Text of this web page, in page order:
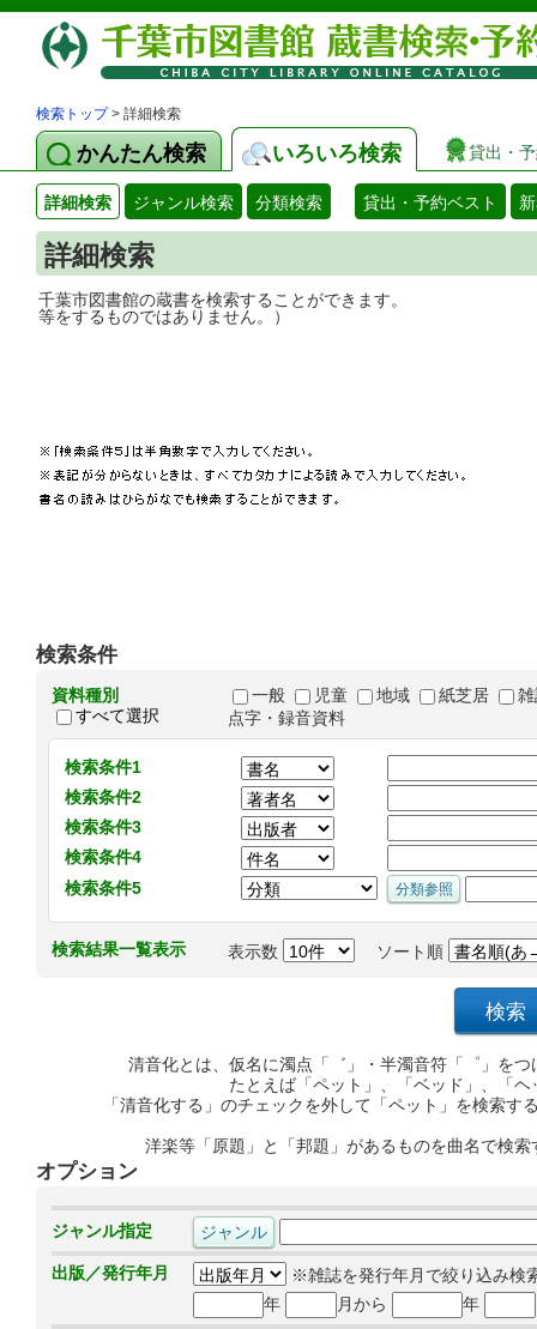
検索トップ> 詳細検索
かんたん検索 いろいろ検索 貸出・
詳細検索 ジャンル検索 分類検索 貸出・予約ベスト
詳細検索
千葉市図書館の蔵書を検索することがで
等をするものではありません。）
検索条件
資料種別
すべて選択
一般 児童 地域 紙芝居
点字・録音資料
検索条件1
検索条件2
検索条件3
検索条件4
検索条件5
検索結果一覧表示 表示数 ソート順
清音化とは、仮名に濁点「゛」・半濁音符「゜」を
たとえば「ペット」、「ベッド」、「
「清音化する」のチェックを外して「ペット」を検索
洋楽等「原題」と「邦題」があるものを曲名で検
オプション
ジャンル指定
出版／発行年月
※雑誌を発行年月で絞り込み検
年
月から 年